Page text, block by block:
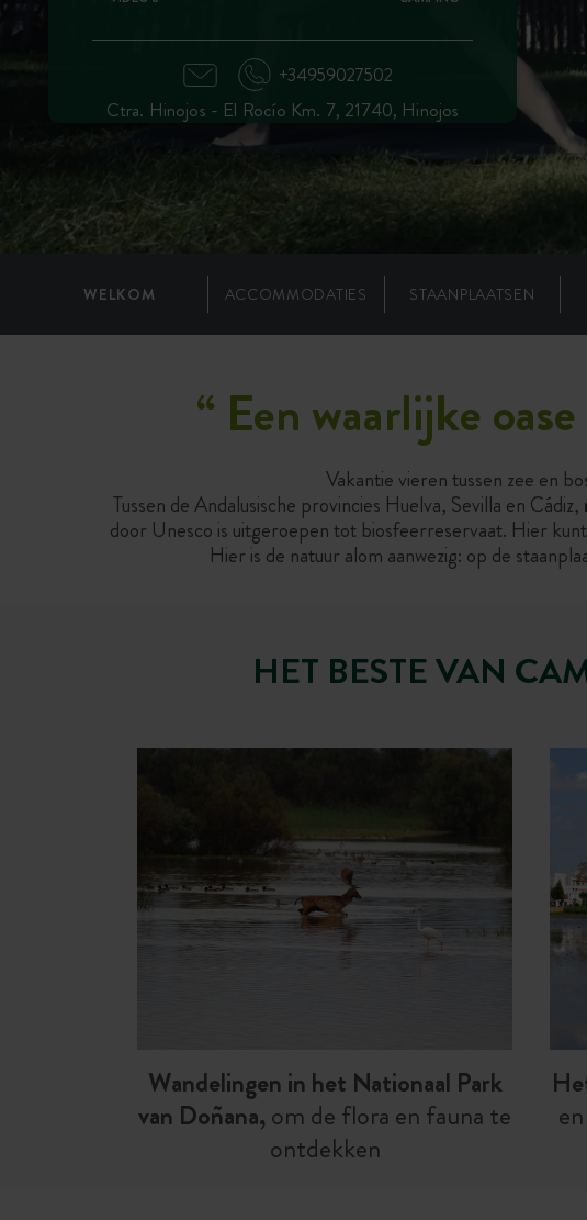
+34959027502
Ctra. Hinojos - El Rocío Km. 7, 21740, Hinojos
WELKOM ACCOMMODATIES STAANPLAATSEN
“ Een waarlijke
Vakantie vieren tussen zee en
Tussen de Andalusische provincies Huelva, Sevilla en Cádiz,
door Unesco is uitgeroepen tot biosfeerreservaat. Hier
Hier is de natuur alom aanwezig: op de
HET BESTE VAN
Wandelingen in het Nationaal Park
van Doñana, om de flora en fauna te
ontdekken